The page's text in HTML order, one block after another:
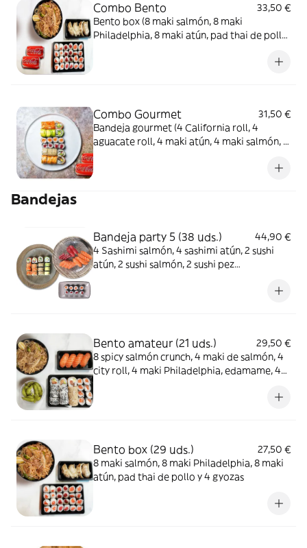
Combo Bento
33,50 €
Bento box (8 maki salmón, 8 maki
Philadelphia, 8 maki atún, pad thai de pollo,
Combo Gourmet
31,50 €
Bandeja gourmet (4 California roll, 4
aguacate roll, 4 maki atún, 4 maki salmón, 4
Bandejas
Bandeja party 5 (38 uds.)
44,90 €
4 Sashimi salmón, 4 sashimi atún, 2 sushi
atún, 2 sushi salmón, 2 sushi pez
sésamo roll, 4 salmón uramaki, 4 aguacate
Bento amateur (21 uds.)
29,50 €
8 spicy salmón crunch, 4 maki de salmón, 4
city roll, 4 maki Philadelphia, edamame, 4
Bento box (29 uds.)
27,50 €
8 maki salmón, 8 maki Philadelphia, 8 maki
atún, pad thai de pollo y 4 gyozas